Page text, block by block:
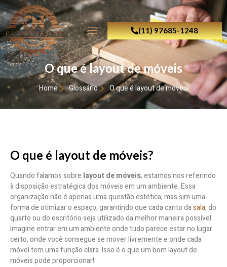
(11) 97685-1248
O que é layout de móveis
Home Glossário O que é layout de móveis
O que é layout de móveis?
Quando falamos sobre layout de móveis, estamos nos referindo
à disposição estratégica dos móveis em um ambiente. Essa
organização não é apenas uma questão estética, mas sim uma
forma de otimizar o espaço, garantindo que cada canto dasala, do
quarto ou do escritório seja utilizado da melhor maneira possível.
Imagine entrar em um ambiente onde tudo parece estar no lugar
certo, onde você consegue se mover livremente e onde cada
móvel tem uma função clara. Isso é o que um bom layout de
móveis pode proporcionar!